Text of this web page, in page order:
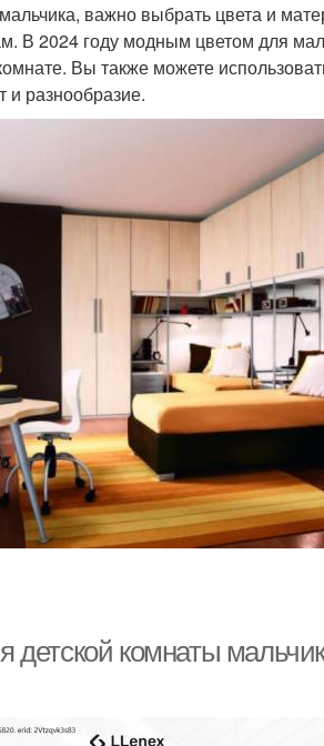
важно выбрать цвета и
В 2024 году модным цветом для
Вы также можете
и разнообразие.
комнаты